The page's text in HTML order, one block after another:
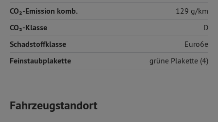
CO₂-Emission komb. 129 g/km
CO₂-Klasse D
Schadstoffklasse Euro6e
Feinstaubplakette grüne Plakette (4)
Fahrzeugstandort